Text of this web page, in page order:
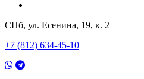
СПб, ул. Есенина, 19, к. 2
+7 (812) 634-45-10